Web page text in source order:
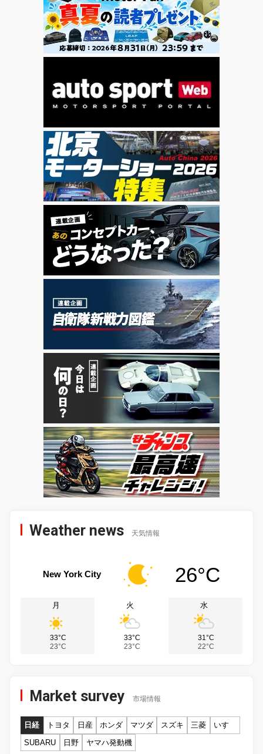
Weather news 天気情報
New York City 26°C
月
33°C
23°C
火
33°C
23°C
水
31°C
22°C
Market survey 市場情報
日経 トヨタ 日産 ホンダ マツダ スズキ 三菱
いすゞ
SUBARU
日野 ヤマハ発動機